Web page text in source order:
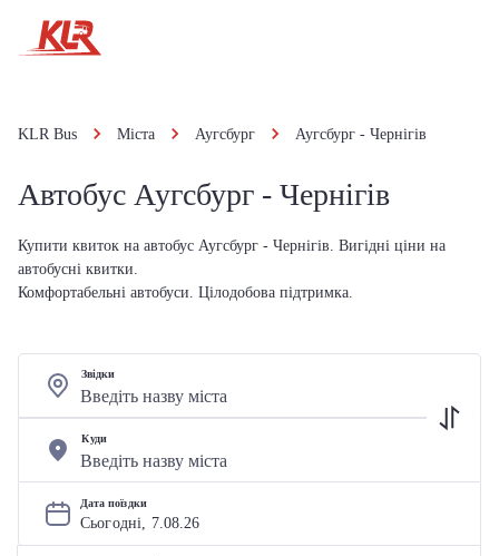
KLR Bus Міста Аугсбург Аугсбург - Чернігів
Автобус Аугсбург - Чернігів
Купити квиток на автобус Аугсбург - Чернігів. Вигідні ціни на
автобусні квитки.
Комфортабельні автобуси. Цілодобова підтримка.
Звідки
Куди
Дата поїздки
Сьогодні, 7.08.26